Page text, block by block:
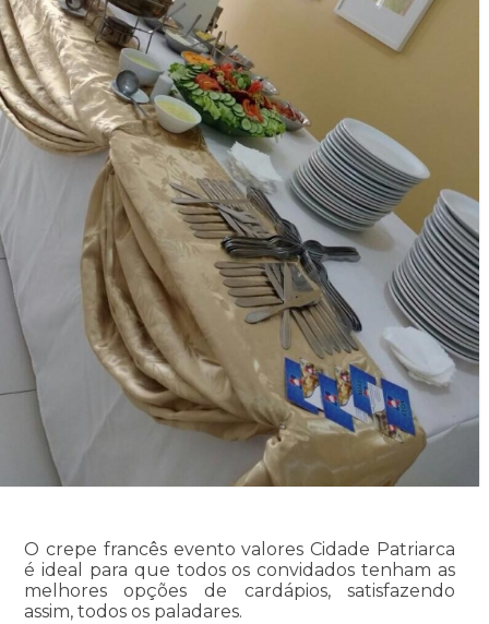
O crepe francês evento valores Cidade Patriarca
é ideal para que todos os convidados tenham as
melhores opções de cardápios, satisfazendo
assim, todos os paladares.